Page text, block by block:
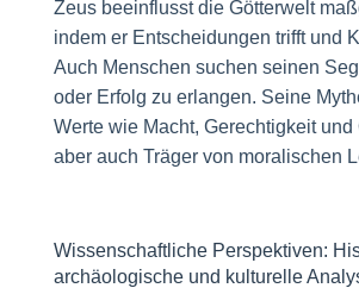
Zeus beeinflusst die Götterwelt
indem er Entscheidungen trifft und
Auch Menschen suchen seinen
oder Erfolg zu erlangen. Seine
Werte wie Macht, Gerechtigkeit und
aber auch Träger von moralischen
Wissenschaftliche Perspektiven:
archäologische und kulturelle